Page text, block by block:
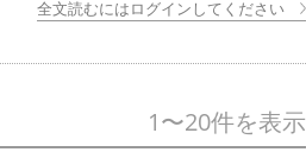
全文読むにはログインしてください
1〜20件を表示